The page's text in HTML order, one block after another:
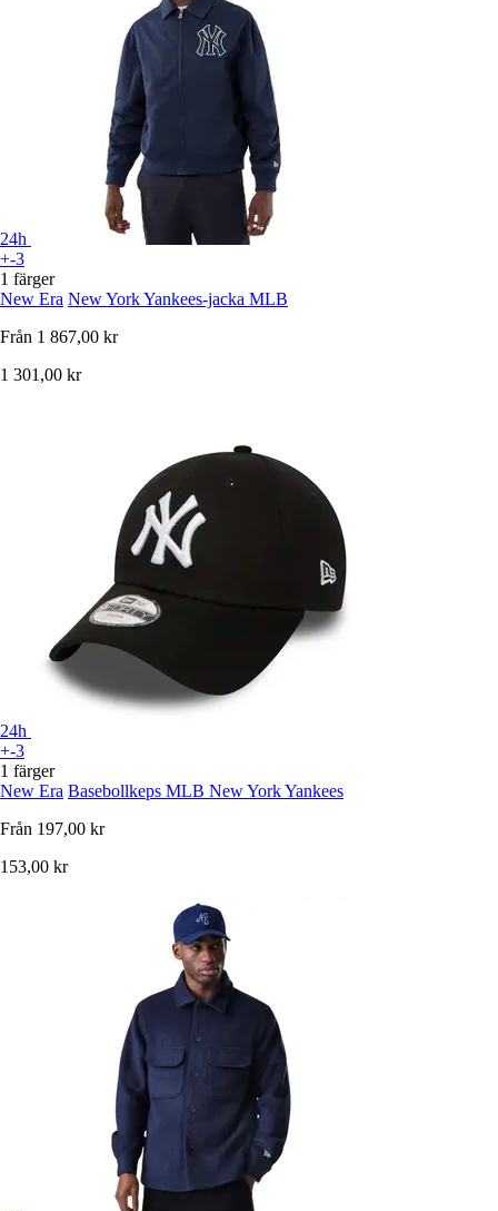
24h
+-3
1 färger
New Era New York Yankees-jacka MLB
Från 1 867,00 kr
1 301,00 kr
24h
+-3
1 färger
New Era Basebollkeps MLB New York Yankees
Från 197,00 kr
153,00 kr